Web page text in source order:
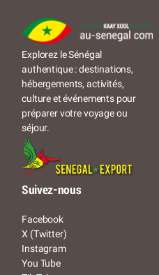
Explorez le Sénégal
authentique : destinations,
hébergements, activités,
culture et événements pour
préparer votre voyage ou
séjour.
Suivez-nous
Facebook
X (Twitter)
Instagram
You Tube